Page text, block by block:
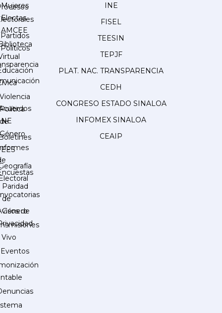
Partidos
Políticos
de
Mujeres
Electas
AMCEE
Violencia
Política
de
Género
Paridad
de
Género
Eventos
INE
FISEL
TEESIN
TEPJF
PLAT. NAC. TRANSPARENCIA
CEDH
CONGRESO ESTADO SINALOA
INFOMEX SINALOA
CEAIP